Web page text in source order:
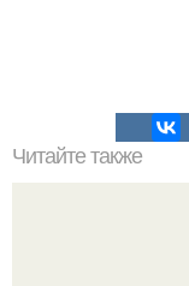
Читайте также